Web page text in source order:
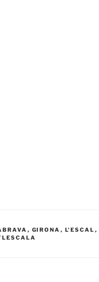
, GIRONA , L'ESCAL ,